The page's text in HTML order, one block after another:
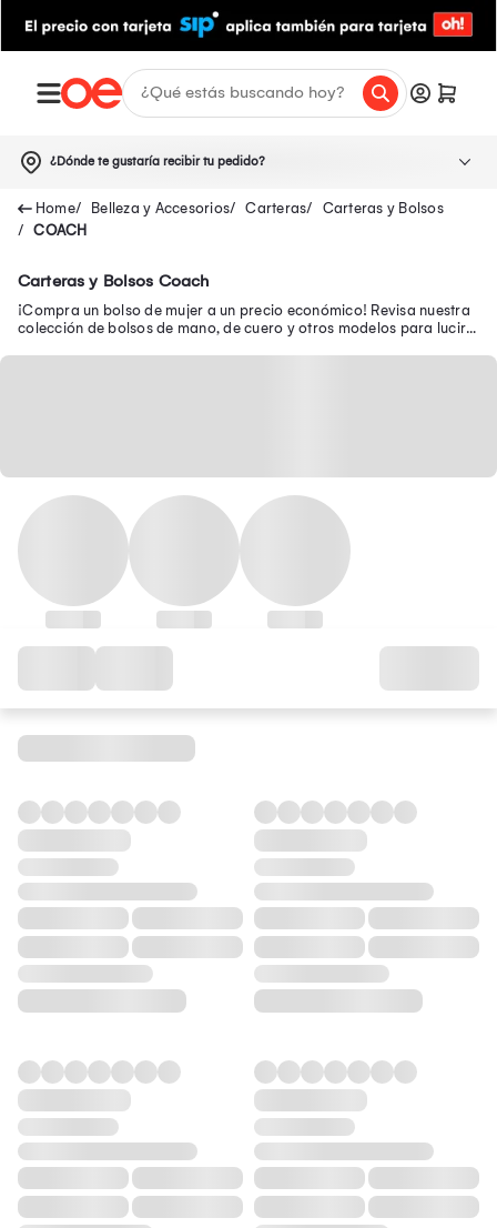
¿Dónde te gustaría recibir tu pedido?
Belleza y Accesorios Carteras
Carteras y Bolsos
COACH
Carteras y Bolsos Coach
¡Compra un bolso de mujer a un precio económico! Revisa nuestra
colección de bolsos de mano, de cuero y otros modelos para lucir a